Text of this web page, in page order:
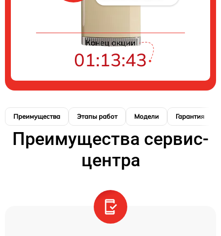
Конец акции
01:13:42
Преимущества Этапы работ Модели Гарантия
Преимущества сервис-
центра